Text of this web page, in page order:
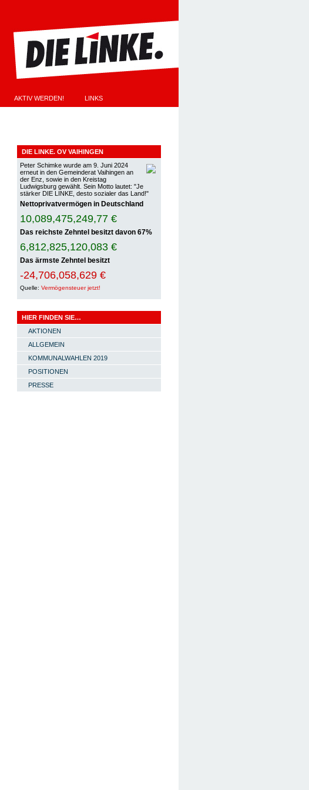
AKTIV WERDEN! LINKS
DIE LINKE. OV VAIHINGEN
Peter Schimke wurde am 9. Juni 2024
erneut in den Gemeinderat Vaihingen an
der Enz, sowie in den Kreistag
Ludwigsburg gewählt. Sein Motto lautet: "Je
stärker DIE LINKE, desto sozialer das Land!"
Nettoprivatvermögen in Deutschland
10,089,475,252,14 €
Das reichste Zehntel besitzt davon 67%
6,812,825,121,981 €
Das ärmste Zehntel besitzt
-24,706,058,639 €
Quelle: Vermögensteuer jetzt!
HIER FINDEN SIE…
AKTIONEN
ALLGEMEIN
KOMMUNALWAHLEN 2019
POSITIONEN
PRESSE